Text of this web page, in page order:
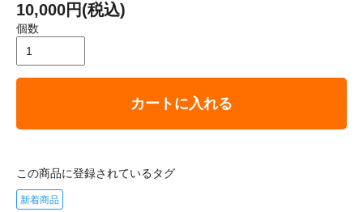
10,000円(税込)
個数
カートに入れる
この商品に登録されているタグ
新着商品